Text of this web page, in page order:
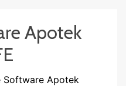
Apotek
Software Apotek